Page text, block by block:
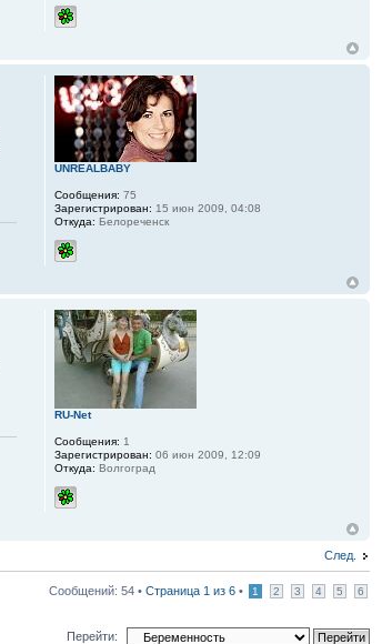
UNREALBABY
Сообщения: 75
Зарегистрирован: 15 июн 2009, 04:08
Откуда: Белореченск
RU-Net
Сообщения: 1
Зарегистрирован: 06 июн 2009, 12:09
Откуда: Волгоград
След.
Сообщений: 54 • Страница 1 из 6 • 1 2 3 4 5 6
Перейти: